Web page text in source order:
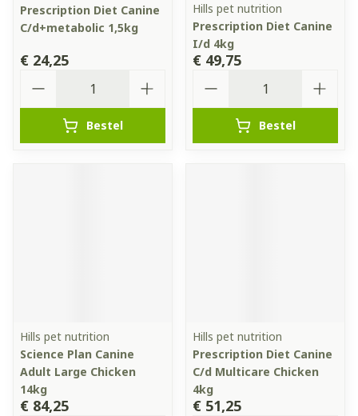
Prescription Diet Canine
C/d+metabolic 1,5kg
€ 24,25
Bestel
Hills pet nutrition
Prescription Diet Canine
I/d 4kg
€ 49,75
Bestel
Hills pet nutrition
Science Plan Canine
Adult Large Chicken
14kg
€ 84,25
Hills pet nutrition
Prescription Diet Canine
C/d Multicare Chicken
4kg
€ 51,25